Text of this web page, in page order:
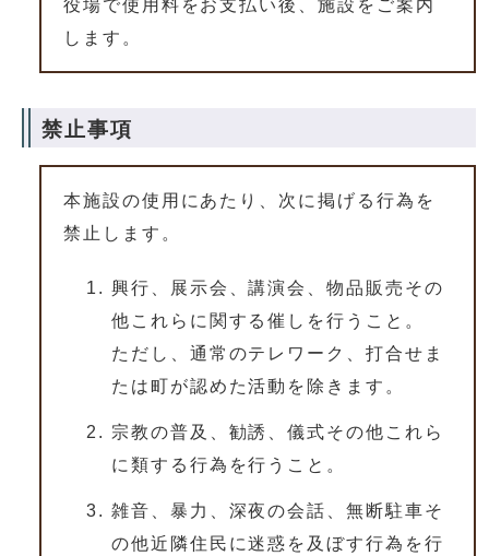
役場で使用料をお支払い後、施設をご案内
します。
禁止事項
本施設の使用にあたり、次に掲げる行為を
禁止します。
興行、展示会、講演会、物品販売その
他これらに関する催しを行うこと。
ただし、通常のテレワーク、打合せま
たは町が認めた活動を除きます。
宗教の普及、勧誘、儀式その他これら
に類する行為を行うこと。
雑音、暴力、深夜の会話、無断駐車そ
の他近隣住民に迷惑を及ぼす行為を行